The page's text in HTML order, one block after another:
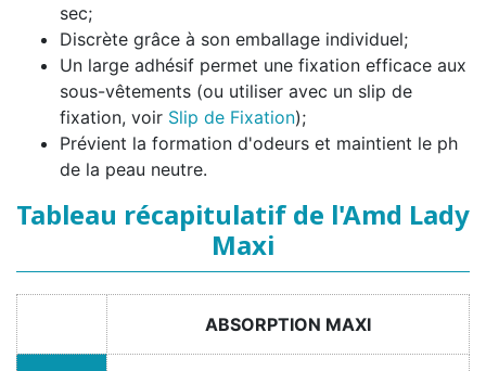
sec;
Discrète grâce à son emballage individuel;
Un large adhésif permet une fixation efficace aux
sous-vêtements (ou utiliser avec un slip de
fixation, voir Slip de Fixation);
Prévient la formation d'odeurs et maintient le ph
de la peau neutre.
Tableau récapitulatif de l'Amd Lady
Maxi
ABSORPTION MAXI